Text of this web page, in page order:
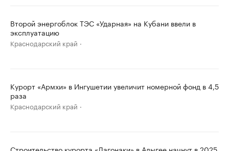
Второй энергоблок ТЭС «Ударная» на Кубани ввели в
эксплуатацию
Краснодарский край
Курорт «Армхи» в Ингушетии увеличит номерной фонд в 4,5
раза
Краснодарский край